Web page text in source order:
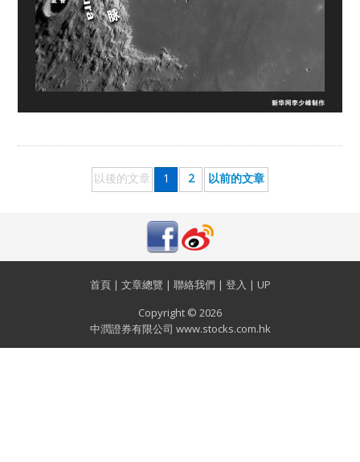
以後的文章 1 2 以前的文章
首頁| 文章總覽 | 聯絡我們 | 登入 | UP
Copyright © 2026
中潤證券有限公司 www.stocks.com.hk